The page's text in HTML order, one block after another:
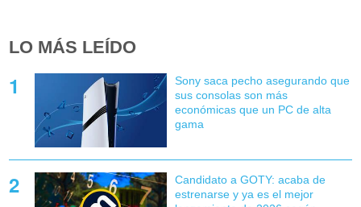
LO MÁS LEÍDO
Sony saca pecho asegurando que
sus consolas son más
económicas que un PC de alta
gama
Candidato a GOTY: acaba de
estrenarse y ya es el mejor